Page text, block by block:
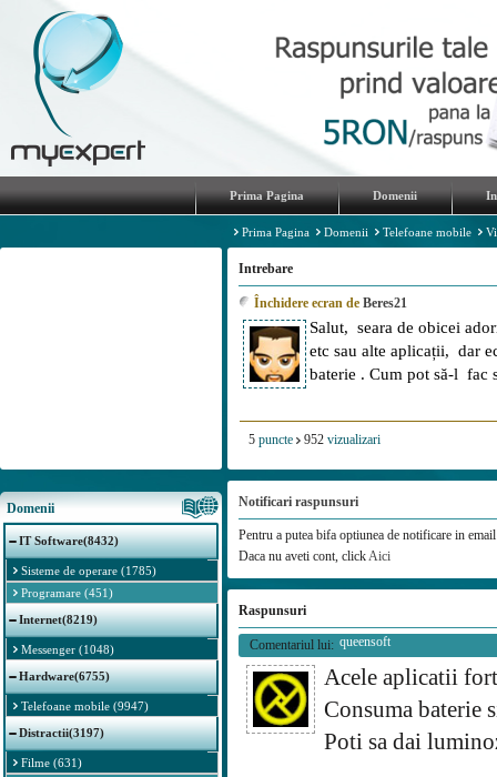
Prima Pagina Domenii
Domenii
IT Software(8432)
Sisteme de operare (1785)
Programare (451)
Internet(8219)
Messenger (1048)
Hardware(6755)
Telefoane mobile (9947)
Distractii(3197)
Filme (631)
Prima Pagina Domenii Telefoane mobile
Intrebare
Închidere ecran de Beres21
Salut, seara de obicei
etc sau alte aplicații, dar
baterie . Cum pot să-l fac
5 puncte 952 vizualizari
Notificari raspunsuri
Pentru a putea bifa optiunea de notificare in
Daca nu aveti cont, clickAici
Raspunsuri
Comentariul lui: queensoft
Acele aplicatii
Consuma baterie
Poti sa dai